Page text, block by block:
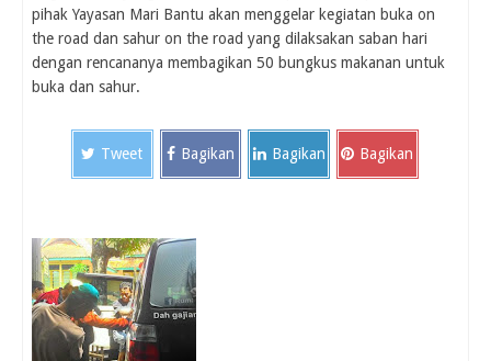
pihak Yayasan Mari Bantu akan menggelar kegiatan buka on
the road dan sahur on the road yang dilaksakan saban hari
dengan rencananya membagikan 50 bungkus makanan untuk
buka dan sahur.
Tweet Bagikan Bagikan Bagikan